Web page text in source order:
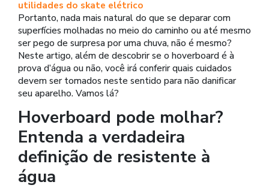
utilidades do skate elétrico
Portanto, nada mais natural do que se deparar com
superfícies molhadas no meio do caminho ou até mesmo
ser pego de surpresa por uma chuva, não é mesmo?
Neste artigo, além de descobrir se o hoverboard é à
prova d’água ou não, você irá conferir quais cuidados
devem ser tomados neste sentido para não danificar
seu aparelho. Vamos lá?
Hoverboard pode molhar?
Entenda a verdadeira
definição de resistente à
água